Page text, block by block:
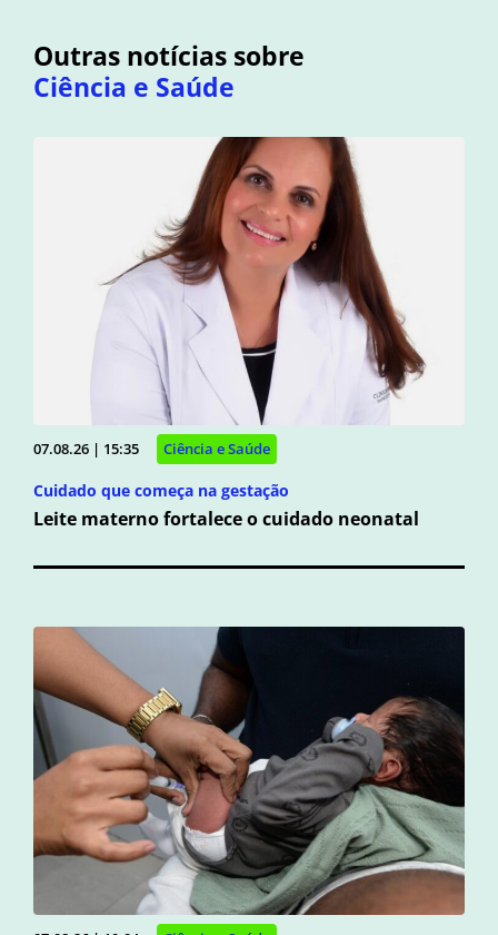
Outras notícias sobre
Ciência e Saúde
07.08.26 | 15:35 Ciência e Saúde
Cuidado que começa na gestação
Leite materno fortalece o cuidado neonatal